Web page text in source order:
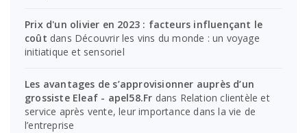
Prix d'un olivier en 2023 : facteurs influençant le
coût dans Découvrir les vins du monde : un voyage
initiatique et sensoriel
Les avantages de s’approvisionner auprès d’un
grossiste Eleaf - apel58.Fr dans Relation clientèle et
service après vente, leur importance dans la vie de
l’entreprise